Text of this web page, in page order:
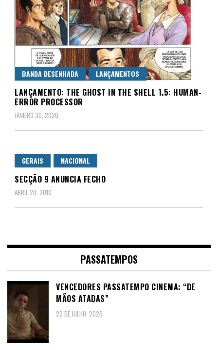
BANDA DESENHADA LANÇAMENTOS
LANÇAMENTO: THE GHOST IN THE SHELL 1.5: HUMAN-
ERROR PROCESSOR
JANEIRO 30, 2026
GERAIS NACIONAL
SECÇÃO 9 ANUNCIA FECHO
ABRIL 20, 2010
PASSATEMPOS
VENCEDORES PASSATEMPO CINEMA: “DE
MÃOS ATADAS”
22 DE JULHO, 2026